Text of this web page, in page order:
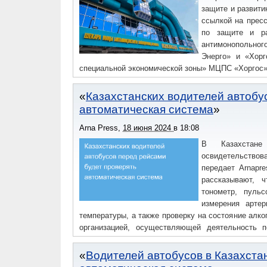
защите и
ссылкой на
по защите и
Энерго» и
специальной экономической зоны» МЦПС
Казахстанских водителей
автоматическая система
Arna Press, 18 июня 2024 в 18:08
В Казахстане
передает
рассказывают,
тонометр,
измерения
температуры, а также проверку на состояние
организацией, осуществляющей деятельность
освидетельствования водителей», – говорится
система уже работает в автобусном парке №1
Водителей автобусов в